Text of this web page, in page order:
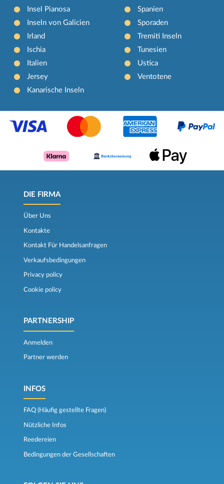
Insel Pianosa
Inseln von Galicien
Irland
Ischia
Italien
Jersey
Kanarische Inseln
Spanien
Sporaden
Tremiti Inseln
Tunesien
Ustica
Ventotene
DIE FIRMA
Über Uns
Kontakte
Kontakt Für Handelsanfragen
Verkaufsbedingungen
Privacy policy
Cookie policy
PARTNERSHIP
Anmelden
Partner werden
INFOS
FAQ (Häufig gestellte Fragen)
Nützliche Infos
Reedereien
Bedingungen der Gesellschaften